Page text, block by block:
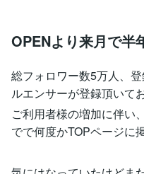
OPENより来月で半
総フォロワー数5万人、
ルエンサーが登録頂いて
ご利用者様の増加に伴い
でで何度かTOPページに